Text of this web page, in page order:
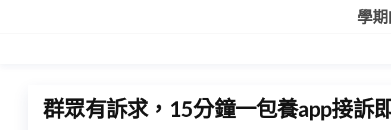
學
群眾有訴求，15分鐘一包養app接訴